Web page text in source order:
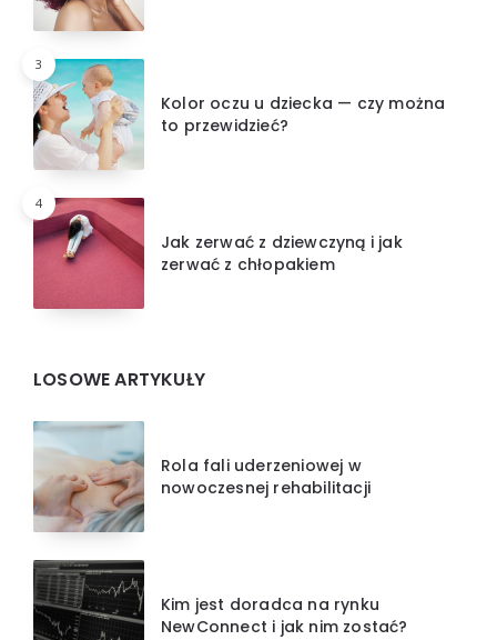
3
Kolor oczu u dziecka — czy można
to przewidzieć?
4
Jak zerwać z dziewczyną i jak
zerwać z chłopakiem
LOSOWE ARTYKUŁY
Rola fali uderzeniowej w
nowoczesnej rehabilitacji
Kim jest doradca na rynku
NewConnect i jak nim zostać?